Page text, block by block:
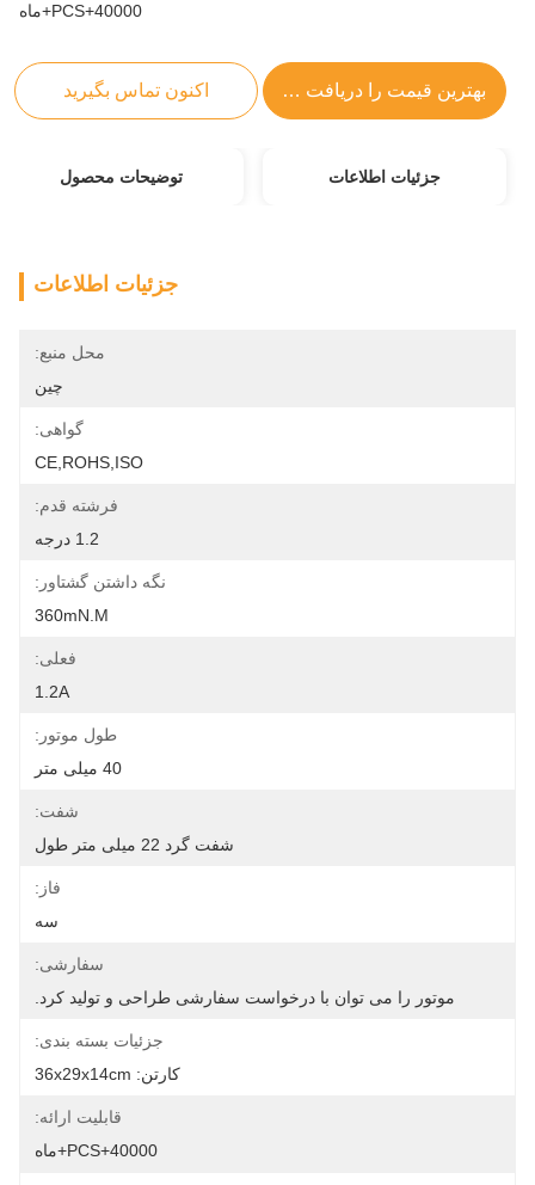
40000+PCS+ماه
بهترین قیمت را دریافت کنید اکنون تماس بگیرید
جزئیات اطلاعات توضیحات محصول
جزئیات اطلاعات
محل منبع:
چین
گواهی:
CE,ROHS,ISO
فرشته قدم:
1.2 درجه
نگه داشتن گشتاور:
360mN.m
فعلی:
1.2A
طول موتور:
40 میلی متر
شفت:
شفت گرد 22 میلی متر طول
فاز:
سه
سفارشی:
موتور را می توان با درخواست سفارشی طراحی و تولید کرد.
جزئیات بسته بندی:
کارتن: 36x29x14cm
قابلیت ارائه:
40000+PCS+ماه